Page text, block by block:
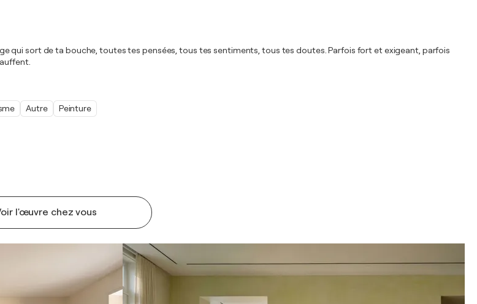
l'œuvre chez vous
qui sort de ta bouche, toutes tes pensées, tous tes sentiments, tous tes doutes. Parfois fort et exigeant, parfois
Autre Peinture